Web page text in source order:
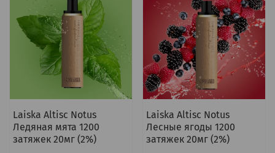
Laiska Altisc Notus
Ледяная мята 1200
затяжек 20мг (2%)
Laiska Altisc Notus
Лесные ягоды 1200
затяжек 20мг (2%)